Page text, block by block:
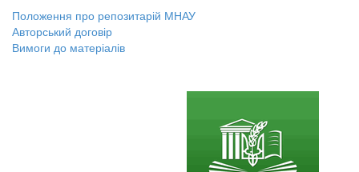
Положення про репозитарій МНАУ
Авторський договір
Вимоги до матеріалів